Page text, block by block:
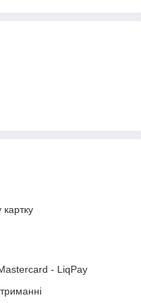
- LiqPay